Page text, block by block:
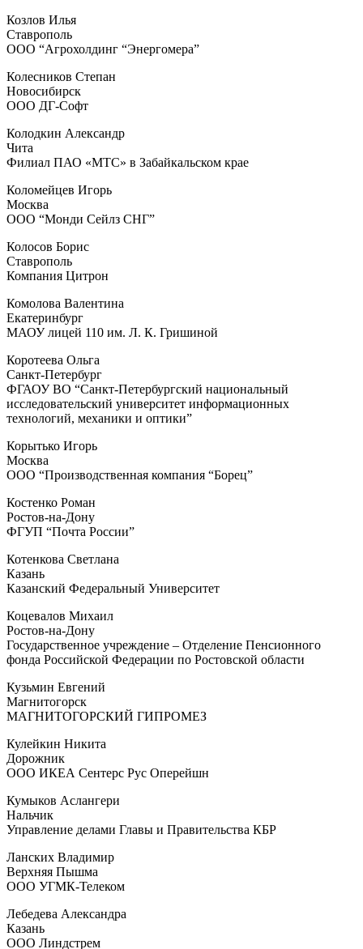
Козлов Илья
Ставрополь
ООО “Агрохолдинг “Энергомера”
Колесников Степан
Новосибирск
ООО ДГ-Софт
Колодкин Александр
Чита
Филиал ПАО «МТС» в Забайкальском крае
Коломейцев Игорь
Москва
ООО “Монди Сейлз СНГ”
Колосов Борис
Ставрополь
Компания Цитрон
Комолова Валентина
Екатеринбург
МАОУ лицей 110 им. Л. К. Гришиной
Коротеева Ольга
Санкт-Петербург
ФГАОУ ВО “Санкт-Петербургский национальный
исследовательский университет информационных
технологий, механики и оптики”
Корытько Игорь
Москва
ООО “Производственная компания “Борец”
Костенко Роман
Ростов-на-Дону
ФГУП “Почта России”
Котенкова Светлана
Казань
Казанский Федеральный Университет
Коцевалов Михаил
Ростов-на-Дону
Государственное учреждение – Отделение Пенсионного
фонда Российской Федерации по Ростовской области
Кузьмин Евгений
Магнитогорск
МАГНИТОГОРСКИЙ ГИПРОМЕЗ
Кулейкин Никита
Дорожник
ООО ИКЕА Сентерс Рус Оперейшн
Кумыков Аслангери
Нальчик
Управление делами Главы и Правительства КБР
Ланских Владимир
Верхняя Пышма
ООО УГМК-Телеком
Лебедева Александра
Казань
ООО Линдстрем